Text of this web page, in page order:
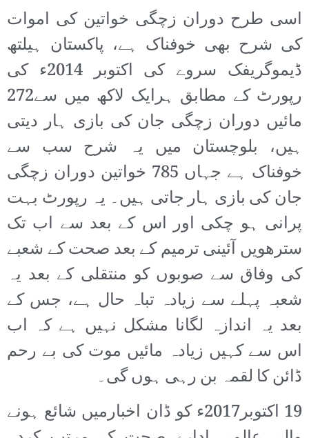
اسی طرح دوران زچگی خواتین کی اموات
کی شرح بھی خوفناک ہے، پاکستان ہیلتھ
ڈیموگریفک سروے کی اکتوبر 2014ء کی
رپورٹ کے مطابق ہرایک لاکھ میں سے272
مائیں دوران زچگی جان کی بازی ہار دیتی
ہیں، بلوچستان میں یہ شرح سب سے
خوفناک ہے جہاں 785 خواتین دوران زچگی
جان کی بازی ہار جاتی ہیں۔ یہ رپورٹ بہت
پرانی ہو چکی اور اس کے بعد سے اب تک
سترھویں آئینی ترمیم کے بعد صحت کے شعبے
کی وفاق سے صوبوں کو منتقلی کے بعد یہ
شعبہ پہلے سے زیادہ تباہ حال ہے، جس کے
بعد یہ اندازہ لگانا مشکل نہیں ہے کہ اب
اس سے کہیں زیادہ مائیں موت کی بے رحم
ڈائن کا لقمہ بن رہی ہوں گی۔
19 اکتوبر2017ء کو ڈان اخبارمیں شائع ہونے